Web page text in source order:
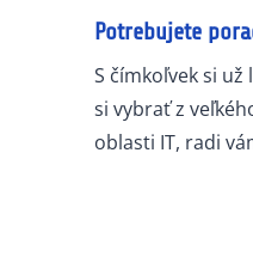
Potrebujete
S čímkoľvek si
si vybrať z
oblasti IT, radi